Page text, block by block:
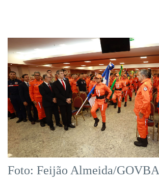
Foto: Feijão Almeida/GOVBA